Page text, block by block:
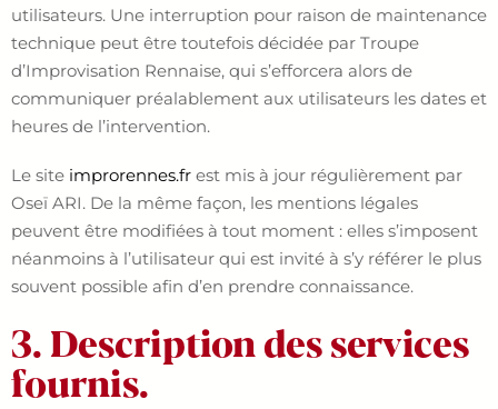
utilisateurs. Une interruption pour raison de maintenance
technique peut être toutefois décidée par Troupe
d’Improvisation Rennaise, qui s’efforcera alors de
communiquer préalablement aux utilisateurs les dates et
heures de l’intervention.
Le site improrennes.fr est mis à jour régulièrement par
Oseï ARI. De la même façon, les mentions légales
peuvent être modifiées à tout moment : elles s’imposent
néanmoins à l’utilisateur qui est invité à s’y référer le plus
souvent possible afin d’en prendre connaissance.
3. Description des services
fournis.